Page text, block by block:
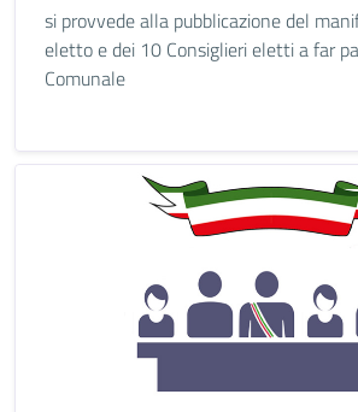
si provvede alla pubblicazione del
eletto e dei 10 Consiglieri eletti a far
Comunale